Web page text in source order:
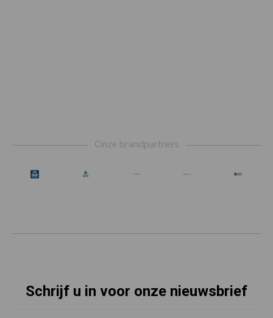
Onze brandpartners
Schrijf u in voor onze nieuwsbrief